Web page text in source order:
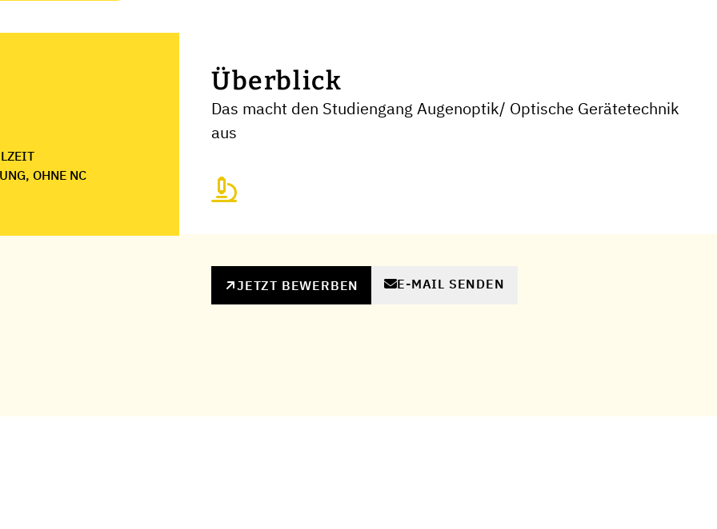
OHNE NC
Überblick
Das macht den Studiengang Augenoptik/ Optische Gerätetechnik
aus
JETZT BEWERBEN E-MAIL SENDEN